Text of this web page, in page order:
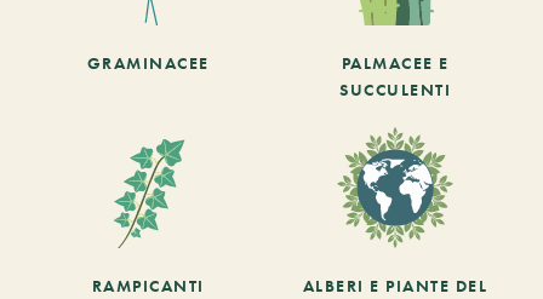
GRAMINACEE
PALMACEE E
SUCCULENTI
RAMPICANTI
ALBERI E PIANTE DEL